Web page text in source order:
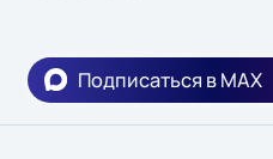
Подписаться в MAX